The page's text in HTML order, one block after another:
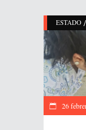
ESTADO /
26